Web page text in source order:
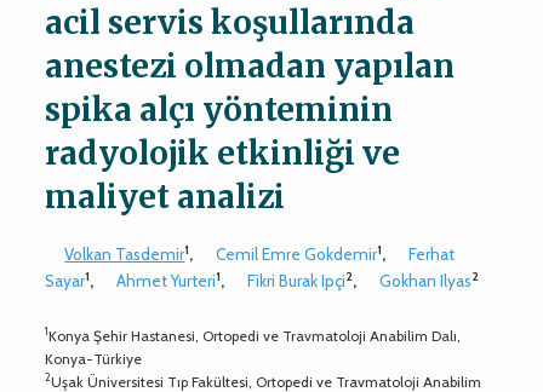
acil servis koşullarında
anestezi olmadan yapılan
spika alçı yönteminin
radyolojik etkinliği ve
maliyet analizi
Volkan Tasdemir1, Cemil Emre Gokdemir1,
Ferhat
Sayar1, Ahmet Yurteri1, Fikri Burak Ipçi2, Gokhan Ilyas2
1Konya Şehir Hastanesi, Ortopedi ve Travmatoloji Anabilim Dalı,
Konya-Türkiye
2Uşak Üniversitesi Tıp Fakültesi, Ortopedi ve Travmatoloji Anabilim